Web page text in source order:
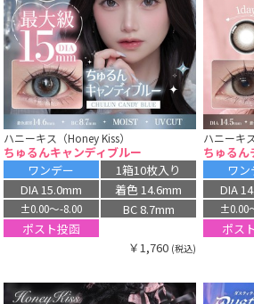
ハニーキス（Honey Kiss）
ちゅるんキャンディブルー
ワンデー
1箱10枚入り
DIA 15.0mm
着色 14.6mm
±0.00〜-8.00
BC 8.7mm
ポスト投函
￥1,760 (税込)
ハニーキ
ちゅるん
ワン
DIA
±0.00
ポス